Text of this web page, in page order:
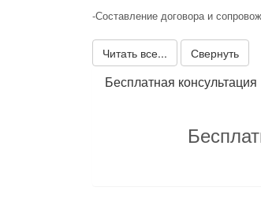
-Составление договора и
Читать все... Свернуть
Бесплатная консультация